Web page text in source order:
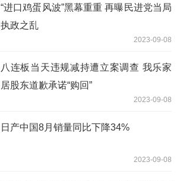
“进口鸡蛋风波”黑幕重重 再曝民进党当局
执政之乱
2023-09-08
八连板当天违规减持遭立案调查 我乐家
居股东道歉承诺“购回”
2023-09-08
日产中国8月销量同比下降34%
2023-09-08